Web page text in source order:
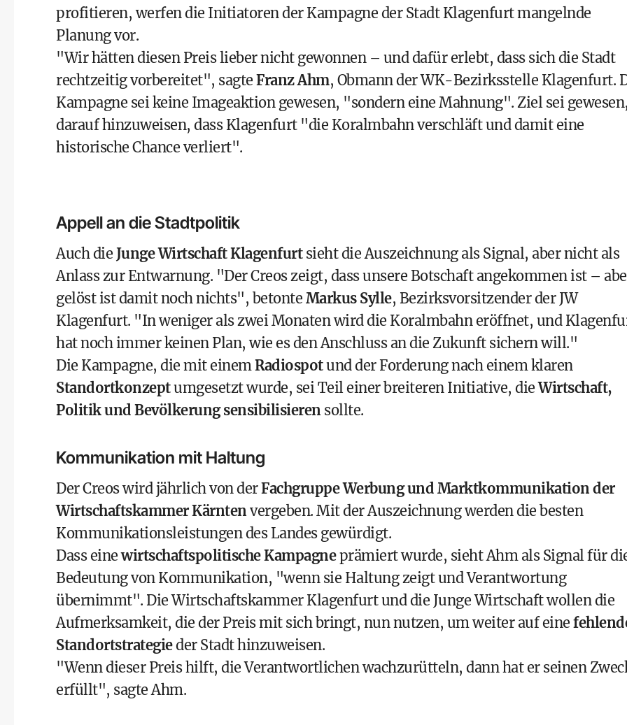
profitieren, werfen die Initiatoren der Kampagne der Stadt Klagenfurt mangelnde
Planung vor.
"Wir hätten diesen Preis lieber nicht gewonnen – und dafür erlebt, dass sich die Stadt
rechtzeitig vorbereitet", sagte Franz Ahm, Obmann der WK-Bezirksstelle Klagenfurt.
Kampagne sei keine Imageaktion gewesen, "sondern eine Mahnung". Ziel sei
darauf hinzuweisen, dass Klagenfurt "die Koralmbahn verschläft und damit eine
historische Chance verliert".
Appell an die Stadtpolitik
Auch die Junge Wirtschaft Klagenfurtsieht die Auszeichnung als Signal, aber nicht als
Anlass zur Entwarnung. "Der Creos zeigt, dass unsere Botschaft angekommen ist –
gelöst ist damit noch nichts", betonte Markus Sylle, Bezirksvorsitzender der JW
Klagenfurt. "In weniger als zwei Monaten wird die Koralmbahn eröffnet, und
hat noch immer keinen Plan, wie es den Anschluss an die Zukunft sichern will."
Die Kampagne, die mit einemRadiospotund der Forderung nach einem klaren
Standortkonzeptumgesetzt wurde, sei Teil einer breiteren Initiative, dieWirtschaft,
Politik und Bevölkerung sensibilisieren sollte.
Kommunikation mit Haltung
Der Creos wird jährlich von derFachgruppe Werbung und Marktkommunikation der
Wirtschaftskammer Kärnten vergeben. Mit der Auszeichnung werden die besten
Kommunikationsleistungen des Landes gewürdigt.
Dass einewirtschaftspolitische Kampagneprämiert wurde, sieht Ahm als Signal für
Bedeutung von Kommunikation, "wenn sie Haltung zeigt und Verantwortung
übernimmt". Die Wirtschaftskammer Klagenfurt und die Junge Wirtschaft wollen die
Aufmerksamkeit, die der Preis mit sich bringt, nun nutzen, um weiter auf eine
Standortstrategieder Stadt hinzuweisen.
"Wenn dieser Preis hilft, die Verantwortlichen wachzurütteln, dann hat er seinen
erfüllt", sagte Ahm.